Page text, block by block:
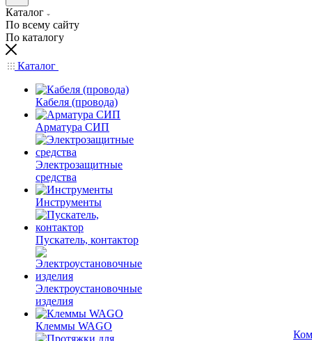
Каталог
По всему сайту
По каталогу
Каталог
Кабеля (провода)
Арматура СИП
Электрозащитные
средства
Инструменты
Пускатель, контактор
Электроустановочные
изделия
Клеммы WAGO